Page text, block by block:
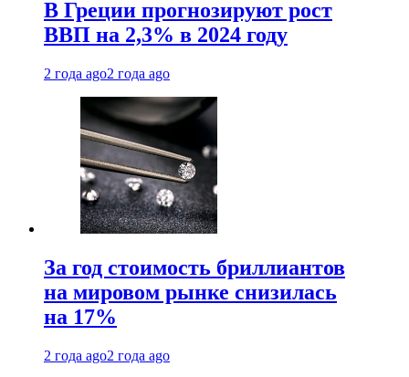
В Греции прогнозируют рост
ВВП на 2,3% в 2024 году
2 года ago2 года ago
За год стоимость бриллиантов
на мировом рынке снизилась
на 17%
2 года ago2 года ago